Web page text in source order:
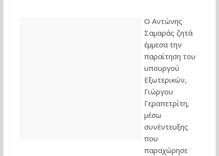
Ο Αντώνης
Σαμαράς ζητά
έμμεσα την
παραίτηση του
υπουργού
Εξωτερικών,
Γιώργου
Γεραπετρίτη,
μέσω
συνέντευξης
που
παραχώρησε